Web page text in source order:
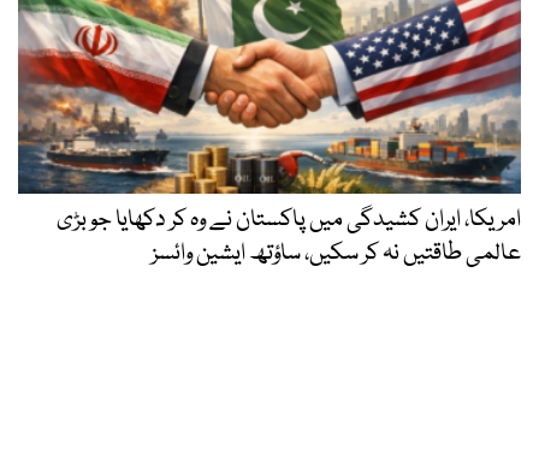
امریکا، ایران کشیدگی میں پاکستان نے وہ کر دکھایا جو بڑی
عالمی طاقتیں نہ کر سکیں، ساؤتھ ایشین وائسز